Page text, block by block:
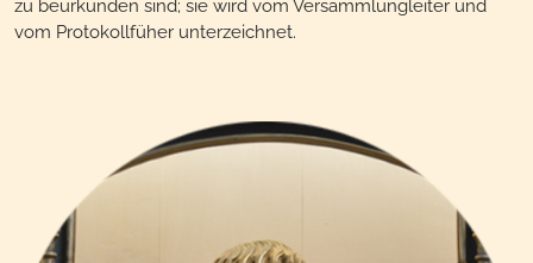
zu beurkunden sind; sie wird vom Versammlungleiter und
vom Protokollfüher unterzeichnet.